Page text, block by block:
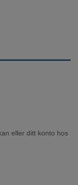
eller ditt konto hos